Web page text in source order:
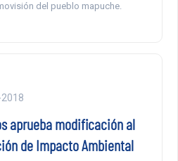
del pueblo mapuche.
aprueba modificación al
de Impacto Ambiental